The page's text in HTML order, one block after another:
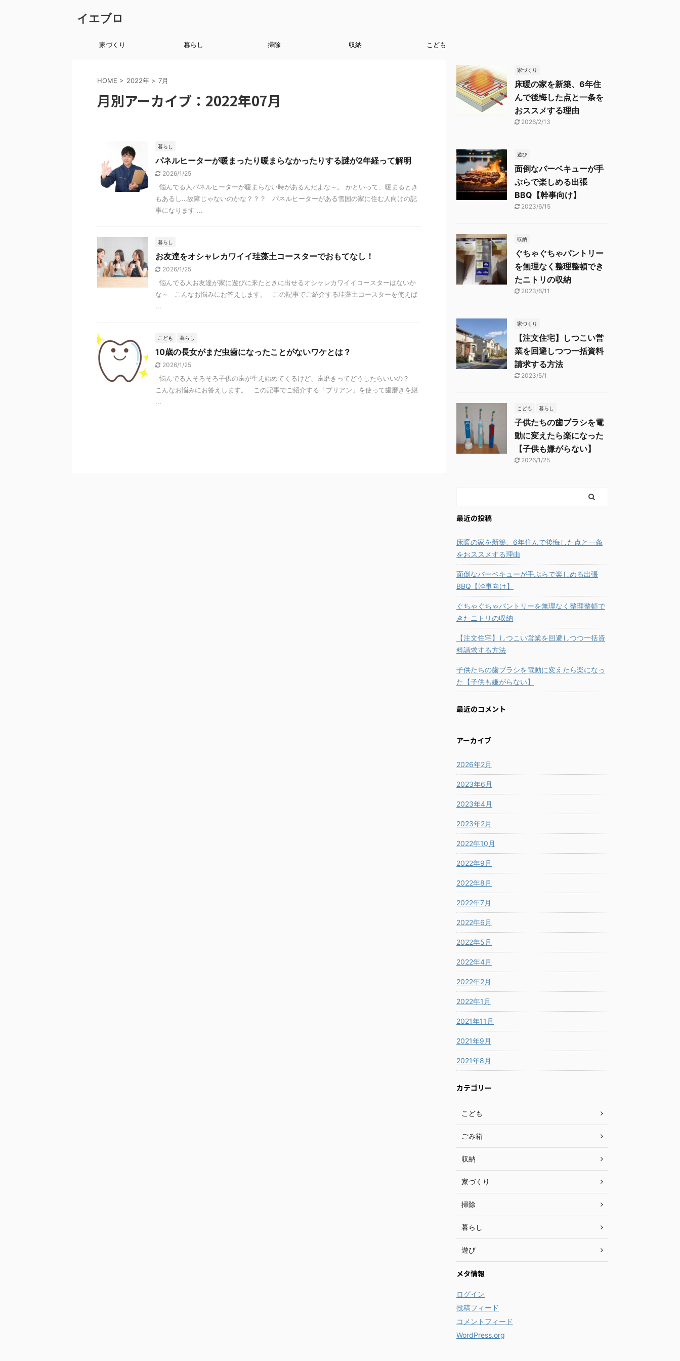
イエブロ
家づくり 暮らし 掃除 収納 こども
HOME > 2022年 > 7月
月別アーカイブ：2022年07月
暮らし
パネルヒーターが暖まったり暖まらなかったりする謎が2年経って解明
2026/1/25
悩んでる人パネルヒーターが暖まらない時があるんだよな～。 かといって、暖まるとき
もあるし…故障じゃないのかな？？？ パネルヒーターがある雪国の家に住む人向けの記
事になります ...
暮らし
お友達をオシャレカワイイ珪藻土コースターでおもてなし！
2026/1/25
悩んでる人お友達が家に遊びに来たときに出せるオシャレカワイイコースターはないか
な～ こんなお悩みにお答えします。 この記事でご紹介する珪藻土コースターを使えば
...
こども 暮らし
10歳の長女がまだ虫歯になったことがないワケとは？
2026/1/25
悩んでる人そろそろ子供の歯が生え始めてくるけど、歯磨きってどうしたらいいの？
こんなお悩みにお答えします。 この記事でご紹介する「ブリアン」を使って歯磨きを継
...
家づくり
床暖の家を新築、6年住
んで後悔した点と一条を
おススメする理由
2026/2/13
遊び
面倒なバーベキューが手
ぶらで楽しめる出張
BBQ【幹事向け】
2023/6/15
収納
ぐちゃぐちゃパントリー
を無理なく整理整頓でき
たニトリの収納
2023/6/11
家づくり
【注文住宅】しつこい営
業を回避しつつ一括資料
請求する方法
2023/5/1
こども 暮らし
子供たちの歯ブラシを電
動に変えたら楽になった
【子供も嫌がらない】
2026/1/25
最近の投稿
床暖の家を新築、6年住んで後悔した点と一条
をおススメする理由
面倒なバーベキューが手ぶらで楽しめる出張
BBQ【幹事向け】
ぐちゃぐちゃパントリーを無理なく整理整頓で
きたニトリの収納
【注文住宅】しつこい営業を回避しつつ一括資
料請求する方法
子供たちの歯ブラシを電動に変えたら楽になっ
た【子供も嫌がらない】
最近のコメント
アーカイブ
2026年2月
2023年6月
2023年4月
2023年2月
2022年10月
2022年9月
2022年8月
2022年7月
2022年6月
2022年5月
2022年4月
2022年2月
2022年1月
2021年11月
2021年9月
2021年8月
カテゴリー
こども
ごみ箱
収納
家づくり
掃除
暮らし
遊び
メタ情報
ログイン
投稿フィード
コメントフィード
WordPress.org